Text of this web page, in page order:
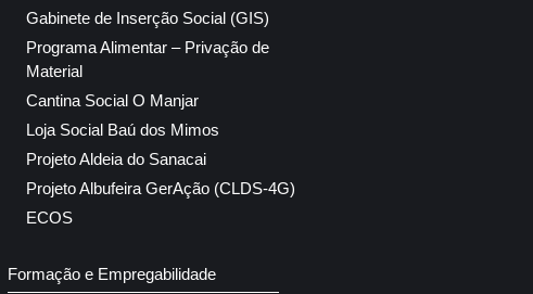
Gabinete de Inserção Social (GIS)
Programa Alimentar – Privação de
Material
Cantina Social O Manjar
Loja Social Baú dos Mimos
Projeto Aldeia do Sanacai
Projeto Albufeira GerAção (CLDS-4G)
ECOS
Formação e Empregabilidade